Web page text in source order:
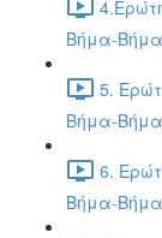
Βήμα-
5.
Βήμα-
6.
Βήμα-